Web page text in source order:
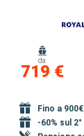
da
719 €
Fino a
-60% sul